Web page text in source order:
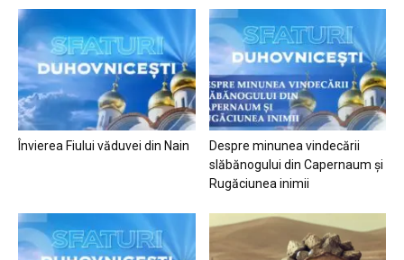
Învierea Fiului văduvei din Nain
Despre minunea vindecării
slăbănogului din Capernaum și
Rugăciunea inimii